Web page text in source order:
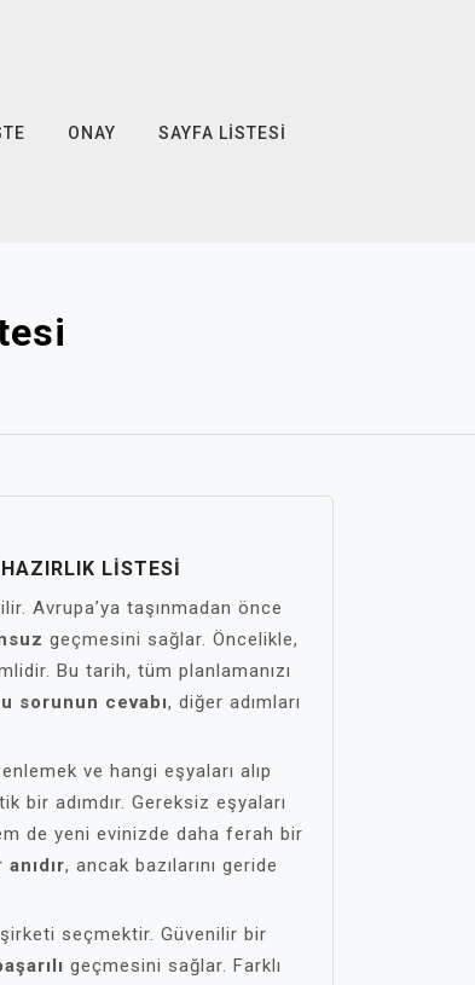
ONAY SAYFA LISTESI
LISTESI
Avrupa’ya taşınmadan önce
geçmesini sağlar. Öncelikle,
Bu tarih, tüm planlamanızı
sorunun cevabı, diğer adımları
ve hangi eşyaları alıp
bir adımdır. Gereksiz eşyaları
de yeni evinizde daha ferah bir
anıdır, ancak bazılarını geride
seçmektir. Güvenilir bir
geçmesini sağlar. Farklı